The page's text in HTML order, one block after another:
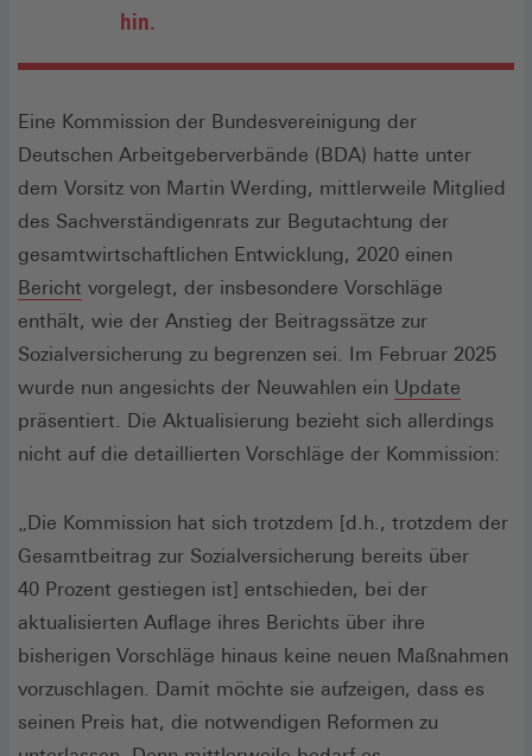
hin.
Eine Kommission der Bundesvereinigung der
Deutschen Arbeitgeberverbände (BDA) hatte unter
dem Vorsitz von Martin Werding, mittlerweile Mitglied
des Sachverständigenrats zur Begutachtung der
gesamtwirtschaftlichen Entwicklung, 2020 einen
Bericht (Öffnet
in
einem
neuen
Fenster)
vorgelegt, der insbesondere Vorschläge
enthält, wie der Anstieg der Beitragssätze zur
Sozialversicherung zu begrenzen sei. Im Februar 2025
wurde nun angesichts der Neuwahlen ein Update
präsentiert. Die Aktualisierung bezieht sich allerdings
nicht auf die detaillierten Vorschläge der Kommission:
„Die Kommission hat sich trotzdem [d.h., trotzdem der
Gesamtbeitrag zur Sozialversicherung bereits über
40 Prozent gestiegen ist] entschieden, bei der
aktualisierten Auflage ihres Berichts über ihre
bisherigen Vorschläge hinaus keine neuen Maßnahmen
vorzuschlagen. Damit möchte sie aufzeigen, dass es
seinen Preis hat, die notwendigen Reformen zu